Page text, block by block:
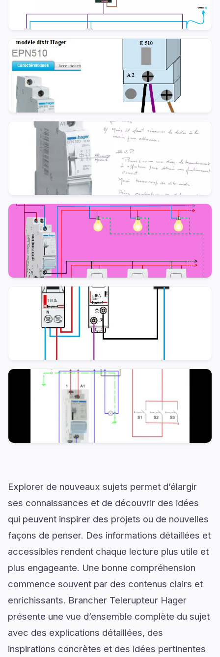
Explorer de nouveaux sujets permet d’élargir
ses connaissances et de découvrir des idées
qui peuvent inspirer des projets ou de nouvelles
façons de penser. Des informations détaillées et
accessibles rendent chaque lecture plus utile et
plus engageante. Une bonne compréhension
commence souvent par des contenus clairs et
enrichissants. Brancher Telerupteur Hager
présente une vue d’ensemble complète du sujet
avec des explications détaillées, des
inspirations concrètes et des idées pertinentes